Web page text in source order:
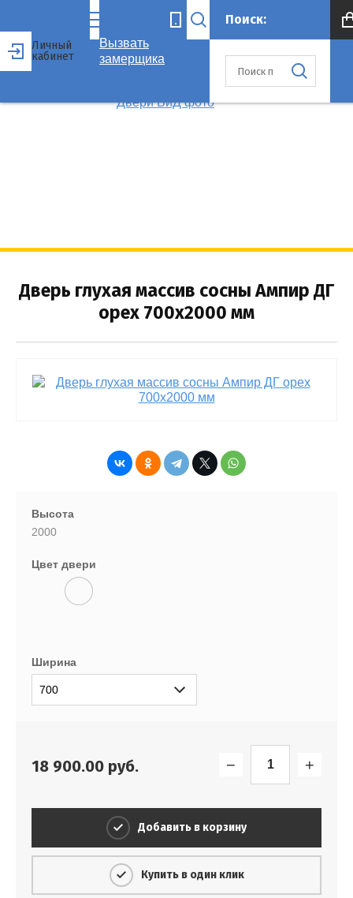
Личный
кабинет
Вызвать
замерщика
Дверь глухая массив сосны Ампир ДГ
орех 700x2000 мм
Высота
2000
Цвет двери
Ширина
18 900.00 руб. − +
Добавить в корзину
Купить в один клик